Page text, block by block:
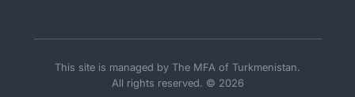
This site is managed by The MFA of Turkmenistan.
All rights reserved. © 2026